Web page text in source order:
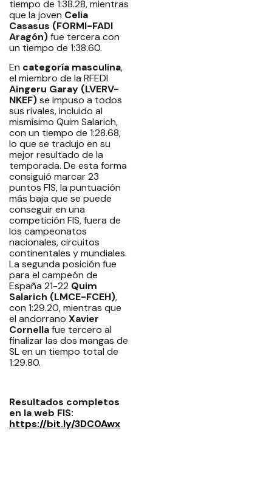
tiempo de 1:38.28, mientras
que la joven Celia
Casasus (FORMI-FADI
Aragón)fue tercera con
un tiempo de 1:38.60.
En categoría masculina,
el miembro de la RFEDI
Aingeru Garay (LVERV-
NKEF)se impuso a todos
sus rivales, incluido al
mismísimo Quim Salarich,
con un tiempo de 1:28.68,
lo que se tradujo en su
mejor resultado de la
temporada. De esta forma
consiguió marcar 23
puntos FIS, la puntuación
más baja que se puede
conseguir en una
competición FIS, fuera de
los campeonatos
nacionales, circuitos
continentales y mundiales.
La segunda posición fue
para el campeón de
España 21-22 Quim
Salarich (LMCE-FCEH),
con 1:29.20, mientras que
el andorrano Xavier
Cornellafue tercero al
finalizar las dos mangas de
SL en un tiempo total de
1:29.80.
Resultados completos
en la web FIS:
https://bit.ly/3DC0Awx